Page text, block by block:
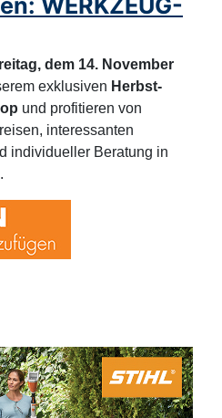
dem 14. November
exklusiven Herbst-
und profitieren von
interessanten
individueller Beratung in